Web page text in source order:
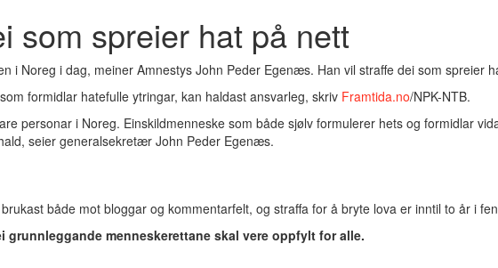
som spreier hat på nett
i Noreg i dag, meiner Amnestys John Peder Egenæs. Han vil straffe dei som spreier
formidlar hatefulle ytringar, kan haldast ansvarleg, skriv Framtida.no/NPK-NTB.
personar i Noreg. Einskildmenneske som både sjølv formulerer hets og formidlar
seier generalsekretær John Peder Egenæs.
både mot bloggar og kommentarfelt, og straffa for å bryte lova er inntil to år i
menneskerettane skal vere oppfylt for alle.